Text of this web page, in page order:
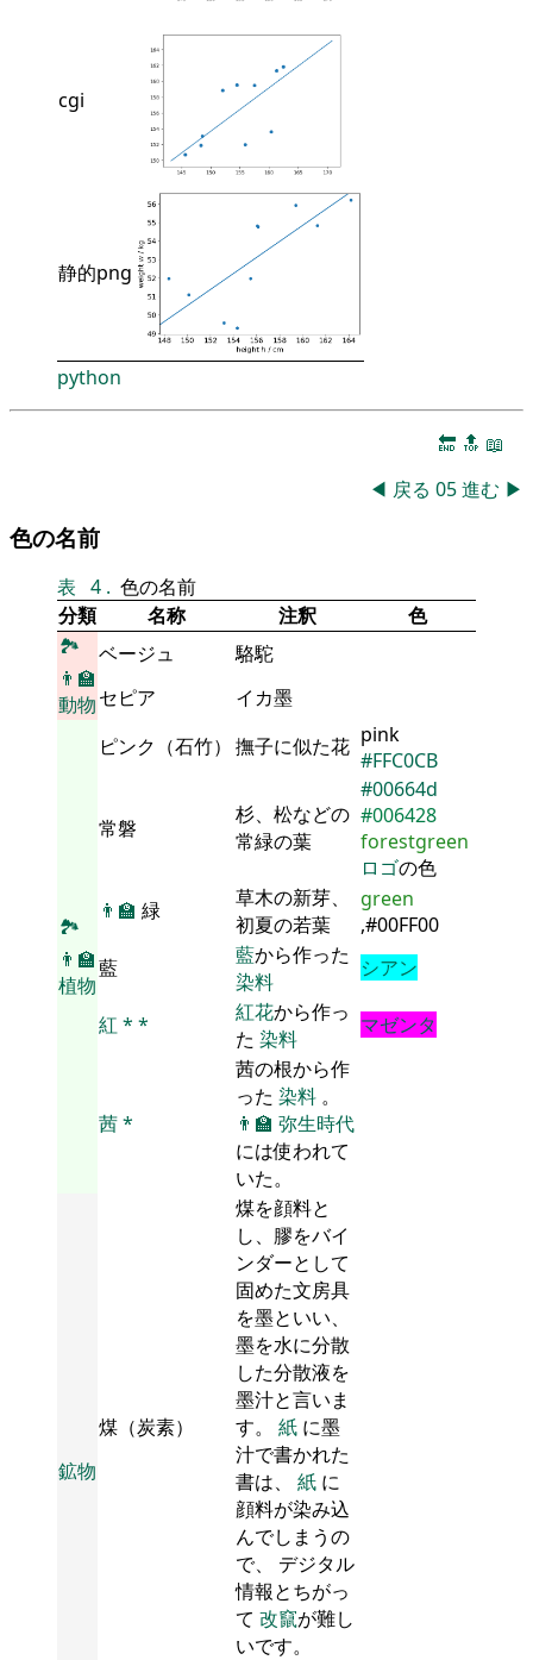
cgi
静的png
python
🔚 🔝 📖
◀ 戻る 05進む ▶
色の名前
表 4 . 色の名前
分類
名称 注釈
色
🏞
👨‍🏫
動物
ベージュ
駱駝
セピア
イカ墨
🏞
👨‍🏫
植物
ピンク（石竹） 撫子に似た花 pink
#FFC0CB
常磐
杉、松などの
常緑の葉
#00664d
#006428
forestgreen
ロゴの色
👨‍🏫 緑
草木の新芽、
初夏の若葉
green
,#00FF00
藍
藍から作った
染料
シアン
紅 * * 紅花から作っ
た 染料
マゼンタ
茜*
茜の根から作
った 染料 。
👨‍🏫 弥生時代
には使われて
いた。
鉱物
煤（炭素）
煤を顔料と
し、膠をバイ
ンダーとして
固めた文房具
を墨といい、
墨を水に分散
した分散液を
墨汁と言いま
す。 紙 に墨
汁で書かれた
書は、 紙 に
顔料が染み込
んでしまうの
で、 デジタル
情報とちがっ
て 改竄が難し
いです。